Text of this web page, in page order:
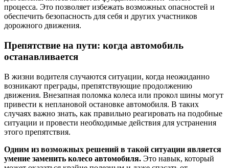
процесса. Это позволяет избежать возможных опасностей и
обеспечить безопасность для себя и других участников
дорожного движения.
Препятствие на пути: когда автомобиль
останавливается
В жизни водителя случаются ситуации, когда неожиданно
возникают преграды, препятствующие продолжению
движения. Внезапная поломка колеса или прокол шины могут
привести к неплановой остановке автомобиля. В таких
случаях важно знать, как правильно реагировать на подобные
ситуации и провести необходимые действия для устранения
этого препятствия.
Одним из возможных решений в такой ситуации является
умение заменить колесо автомобиля. Это навык, который